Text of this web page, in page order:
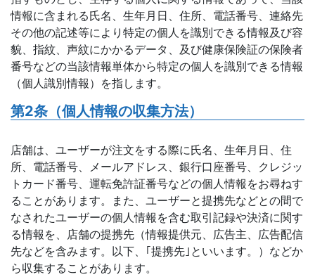
情報に含まれる氏名、生年月日、住所、電話番号、連絡先
その他の記述等により特定の個人を識別できる情報及び容
貌、指紋、声紋にかかるデータ、及び健康保険証の保険者
番号などの当該情報単体から特定の個人を識別できる情報
（個人識別情報）を指します。
第2条（個人情報の収集方法）
店舗は、ユーザーが注文をする際に氏名、生年月日、住
所、電話番号、メールアドレス、銀行口座番号、クレジッ
トカード番号、運転免許証番号などの個人情報をお尋ねす
ることがあります。また、ユーザーと提携先などとの間で
なされたユーザーの個人情報を含む取引記録や決済に関す
る情報を、店舗の提携先（情報提供元、広告主、広告配信
先などを含みます。以下、｢提携先｣といいます。）などか
ら収集することがあります。